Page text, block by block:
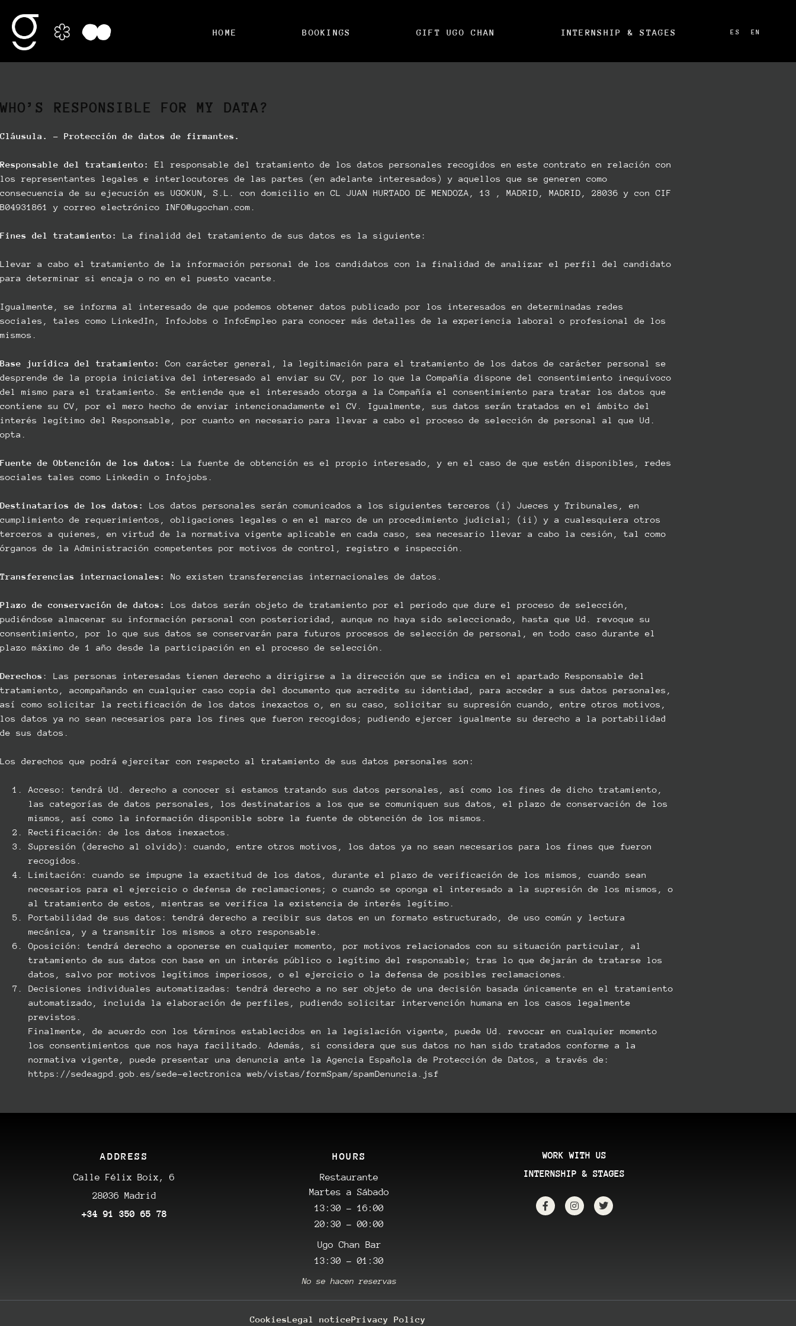
HOME BOOKINGS GIFT UGO CHAN INTERNSHIP & STAGES ES EN
WHO’S RESPONSIBLE FOR MY DATA?
Cláusula. – Protección de datos de firmantes.
Responsable del tratamiento:
El responsable del tratamiento de los datos personales recogidos en este contrato en relación con
los representantes legales e interlocutores de las partes (en adelante interesados) y aquellos que se generen como
consecuencia de su ejecución es UGOKUN, S.L. con domicilio en CL JUAN HURTADO DE MENDOZA, 13 , MADRID, MADRID, 28036 y con CIF
B04931861 y correo electrónico INFO@ugochan.com.
Fines del tratamiento: La finalidd del tratamiento de sus datos es la siguiente:
Llevar a cabo el tratamiento de la información personal de los candidatos con la finalidad de analizar el perfil del candidato
para determinar si encaja o no en el puesto vacante.
Igualmente, se informa al interesado de que podemos obtener datos publicado por los interesados en determinadas redes
sociales, tales como LinkedIn, InfoJobs o InfoEmpleo para conocer más detalles de la experiencia laboral o profesional de los
mismos.
Base jurídica del tratamiento:
Con carácter general, la legitimación para el tratamiento de los datos de carácter personal se
desprende de la propia iniciativa del interesado al enviar su CV, por lo que la Compañía dispone del consentimiento inequívoco
del mismo para el tratamiento. Se entiende que el interesado otorga a la Compañía el consentimiento para tratar los datos que
contiene su CV, por el mero hecho de enviar intencionadamente el CV. Igualmente, sus datos serán tratados en el ámbito del
interés legítimo del Responsable, por cuanto en necesario para llevar a cabo el proceso de selección de personal al que Ud.
opta.
Fuente de Obtención de los datos:
La fuente de obtención es el propio interesado, y en el caso de que estén disponibles, redes
sociales tales como Linkedin o Infojobs.
Destinatarios de los datos:
Los datos personales serán comunicados a los siguientes terceros (i) Jueces y Tribunales, en
cumplimiento de requerimientos, obligaciones legales o en el marco de un procedimiento judicial; (ii) y a cualesquiera otros
terceros a quienes, en virtud de la normativa vigente aplicable en cada caso, sea necesario llevar a cabo la cesión, tal como
órganos de la Administración competentes por motivos de control, registro e inspección.
Transferencias internacionales: No existen transferencias internacionales de datos.
Plazo de conservación de datos:
Los datos serán objeto de tratamiento por el periodo que dure el proceso de selección,
pudiéndose almacenar su información personal con posterioridad, aunque no haya sido seleccionado, hasta que Ud. revoque su
consentimiento, por lo que sus datos se conservarán para futuros procesos de selección de personal, en todo caso durante el
plazo máximo de 1 año desde la participación en el proceso de selección.
Derechos : Las personas interesadas tienen derecho a dirigirse a la dirección que se indica en el apartado Responsable del
tratamiento, acompañando en cualquier caso copia del documento que acredite su identidad, para acceder a sus datos personales,
así como solicitar la rectificación de los datos inexactos o, en su caso, solicitar su supresión cuando, entre otros motivos,
los datos ya no sean necesarios para los fines que fueron recogidos; pudiendo ejercer igualmente su derecho a la portabilidad
de sus datos.
Los derechos que podrá ejercitar con respecto al tratamiento de sus datos personales son:
Acceso: tendrá Ud. derecho a conocer si estamos tratando sus datos personales, así como los fines de dicho tratamiento,
las categorías de datos personales, los destinatarios a los que se comuniquen sus datos, el plazo de conservación de los
mismos, así como la información disponible sobre la fuente de obtención de los mismos.
Rectificación: de los datos inexactos.
Supresión (derecho al olvido): cuando, entre otros motivos, los datos ya no sean necesarios para los fines que fueron
recogidos.
Limitación: cuando se impugne la exactitud de los datos, durante el plazo de verificación de los mismos, cuando sean
necesarios para el ejercicio o defensa de reclamaciones; o cuando se oponga el interesado a la supresión de los mismos, o
al tratamiento de estos, mientras se verifica la existencia de interés legítimo.
Portabilidad de sus datos: tendrá derecho a recibir sus datos en un formato estructurado, de uso común y lectura
mecánica, y a transmitir los mismos a otro responsable.
Oposición: tendrá derecho a oponerse en cualquier momento, por motivos relacionados con su situación particular, al
tratamiento de sus datos con base en un interés público o legítimo del responsable; tras lo que dejarán de tratarse los
datos, salvo por motivos legítimos imperiosos, o el ejercicio o la defensa de posibles reclamaciones.
Decisiones individuales automatizadas: tendrá derecho a no ser objeto de una decisión basada únicamente en el tratamiento
automatizado, incluida la elaboración de perfiles, pudiendo solicitar intervención humana en los casos legalmente
previstos.
Finalmente, de acuerdo con los términos establecidos en la legislación vigente, puede Ud. revocar en cualquier momento
los consentimientos que nos haya facilitado. Además, si considera que sus datos no han sido tratados conforme a la
normativa vigente, puede presentar una denuncia ante la Agencia Española de Protección de Datos, a través de:
https://sedeagpd.gob.es/sede-electronica web/vistas/formSpam/spamDenuncia.jsf
ADDRESS
Calle Félix Boix, 6
28036 Madrid
+34 91 350 65 78
HOURS
Restaurante
Martes a Sábado
13:30 - 16:00
20:30 - 00:00
Ugo Chan Bar
13:30 - 01:30
No se hacen reservas
WORK WITH US
INTERNSHIP & STAGES
CookiesLegal noticePrivacy Policy